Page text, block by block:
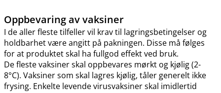
Oppbevaring av vaksiner
I de aller fleste tilfeller vil krav til lagringsbetingelser og
holdbarhet være angitt på pakningen. Disse må følges
for at produktet skal ha fullgod effekt ved bruk.
De fleste vaksiner skal oppbevares mørkt og kjølig (2-
8°C). Vaksiner som skal lagres kjølig, tåler generelt ikke
frysing. Enkelte levende virusvaksiner skal imidlertid